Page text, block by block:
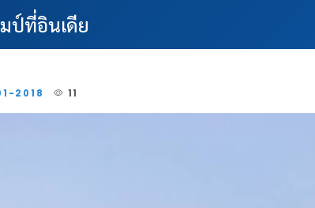
ป์ที่อินเดีย
2018 11